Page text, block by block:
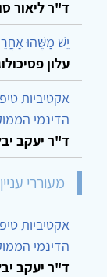
ד"ר ליאור
יֵשׁ מַשֶּׁהוּ
עלון
אקטיביות
הדינמי
ד"ר יעקב
מעוררי עניין
אקטיביות
הדינמי
ד"ר יעקב